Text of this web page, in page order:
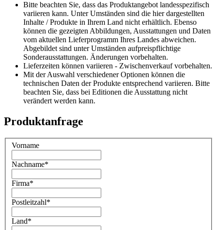
Bitte beachten Sie, dass das Produktangebot landesspezifisch
variieren kann. Unter Umständen sind die hier dargestellten
Inhalte / Produkte in Ihrem Land nicht erhältlich. Ebenso
können die gezeigten Abbildungen, Ausstattungen und Daten
vom aktuellen Lieferprogramm Ihres Landes abweichen.
Abgebildet sind unter Umständen aufpreispflichtige
Sonderausstattungen. Änderungen vorbehalten.
Lieferzeiten können variieren - Zwischenverkauf vorbehalten.
Mit der Auswahl verschiedener Optionen können die
technischen Daten der Produkte entsprechend variieren. Bitte
beachten Sie, dass bei Editionen die Ausstattung nicht
verändert werden kann.
Produktanfrage
Vorname
Nachname*
Firma*
Postleitzahl*
Land*